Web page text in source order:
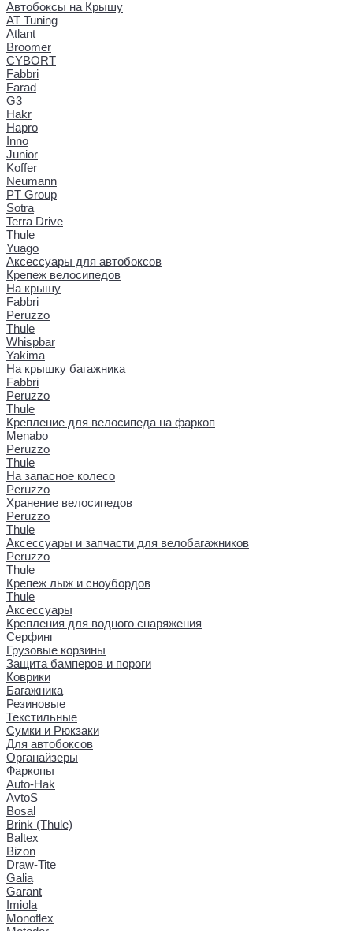
Автобоксы на Крышу
AT Tuning
Atlant
Broomer
CYBORT
Fabbri
Farad
G3
Hakr
Hapro
Inno
Junior
Koffer
Neumann
PT Group
Sotra
Terra Drive
Thule
Yuago
Аксессуары для автобоксов
Крепеж велосипедов
На крышу
Fabbri
Peruzzo
Thule
Whispbar
Yakima
На крышку багажника
Fabbri
Peruzzo
Thule
Крепление для велосипеда на фаркоп
Menabo
Peruzzo
Thule
На запасное колесо
Peruzzo
Хранение велосипедов
Peruzzo
Thule
Аксессуары и запчасти для велобагажников
Peruzzo
Thule
Крепеж лыж и сноубордов
Thule
Аксессуары
Крепления для водного снаряжения
Серфинг
Грузовые корзины
Защита бамперов и пороги
Коврики
Багажника
Резиновые
Текстильные
Сумки и Рюкзаки
Для автобоксов
Органайзеры
Фаркопы
Auto-Hak
AvtoS
Bosal
Brink (Thule)
Baltex
Bizon
Draw-Tite
Galia
Garant
Imiola
Monoflex